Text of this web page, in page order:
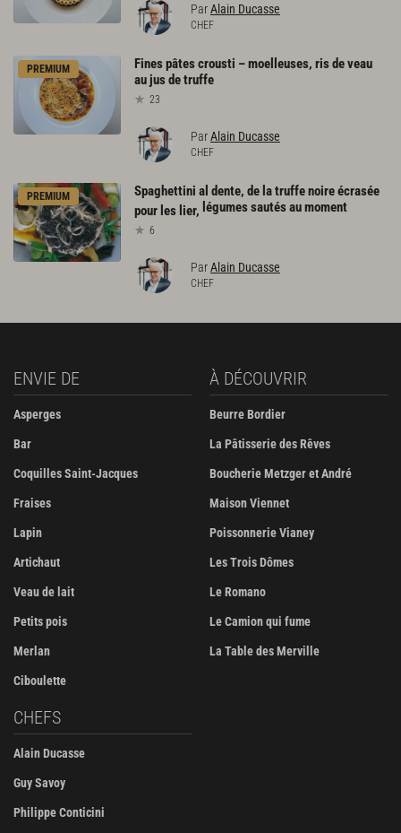
ParAlain Ducasse
CHEF
PREMIUM Finespâtescrousti –moelleuses, risdeveau
aujusdetruffe
23
ParAlain Ducasse
CHEF
PREMIUM
Spaghettini al dente, de la truffe noire écrasée
pour les lier, légumes sautés au moment
6
ParAlain Ducasse
CHEF
ENVIE DE
Asperges
Bar
Coquilles Saint-Jacques
Fraises
Lapin
Artichaut
Veau de lait
Petits pois
Merlan
Ciboulette
À DÉCOUVRIR
Beurre Bordier
La Pâtisserie des Rêves
Boucherie Metzger et André
Maison Viennet
Poissonnerie Vianey
Les Trois Dômes
Le Romano
Le Camion qui fume
La Table des Merville
CHEFS
Alain Ducasse
Guy Savoy
Philippe Conticini